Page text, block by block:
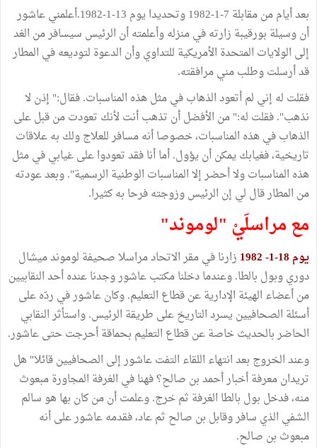
بعد أيام من مقابلة 7-1-1982 وتحديدا يوم 13-1-1982.أعلمني عاشور
أن وسيلة بورقيبة زارته في منزله وأعلمته أن الرئيس سيسافر من الغد
إلى الولايات المتحدة الأمريكية للتداوي وأن الدعوة لتوديعه في المطار
قد أرسلت وطلب مني مرافقته.
فقلت له إني لم أتعود الذهاب في مثل هذه المناسبات. فقال:" إذن لا
نذهب". فقلت له:" من الأفضل أن تذهب أنت لأنك تعودت من قبل على
الذهاب في هذه المناسبات، خصوصا أنه مسافر للعلاج ولك به علاقات
تاريخية، فغيابك يمكن أن يؤول. أما أنا فقد تعودوا على غيابي في مثل
هذه المناسبات ولا أحضر إلا المناسبات الوطنية الرسمية". وبعد عودته
من المطار قال لي إن الرئيس وزوجته فرحا به كثيرا.
مع مراسلَيْ "لوموند"
يوم 18-1- 1982
زارنا في مقر الاتحاد مراسلا صحيفة لوموند ميشال
دوري وبول بالطا. وعندما دخلنا مكتب عاشور وجدنا عنده أحد النقابيين
من أعضاء الهيئة الإدارية عن قطاع التعليم. وكان عاشور في ردّه على
أسئلة الصحافيين يسرد التاريخ على طريقة الرئيس. واستأثر النقابي
الحاضر بالحديث خاصة عن قطاع التعليم بحماقة أحرجت حتى عاشور.
وعند الخروج بعد انتهاء اللقاء التفت عاشور إلى الصحافيين قائلا" هل
تريدان معرفة أخبار أحمد بن صالح؟ فهنا في الغرفة المجاورة مبعوث
منه، فدخل بول بالطا الغرفة ثم خرج. وعلمت أن من كان بها هو سالم
الشفي الذي سافر وقابل بن صالح ثم عاد، فقدمه عاشور على أنه
مبعوث بن صالح.